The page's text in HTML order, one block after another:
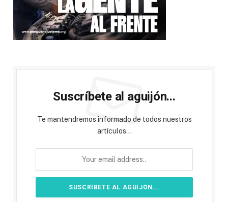
Suscríbete al aguijón...
Te mantendremos informado de todos nuestros
artículos...